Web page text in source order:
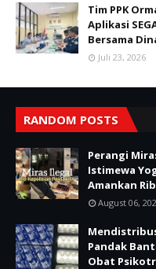
Tim PPK
Aplikasi
Bersama
Juli 23, 2026
RANDOM POSTS
Perangi
Istimewa
Amankan
August 06,
Pandak
Obat